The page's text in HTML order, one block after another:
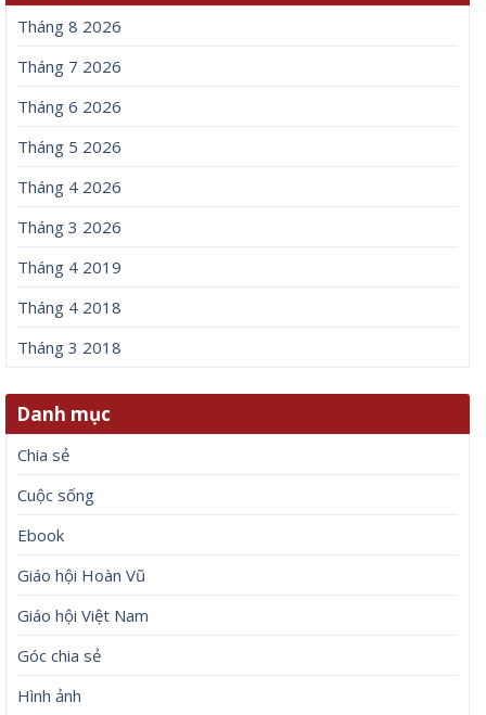
Tháng 8 2026
Tháng 7 2026
Tháng 6 2026
Tháng 5 2026
Tháng 4 2026
Tháng 3 2026
Tháng 4 2019
Tháng 4 2018
Tháng 3 2018
Danh mục
Chia sẻ
Cuộc sống
Ebook
Giáo hội Hoàn Vũ
Giáo hội Việt Nam
Góc chia sẻ
Hình ảnh